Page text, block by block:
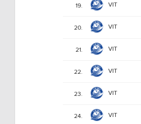
19. VIT
20. VIT
21. VIT
22. VIT
23. VIT
24. VIT